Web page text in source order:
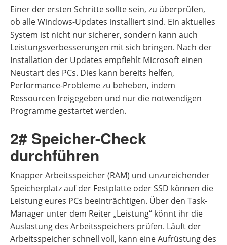
Einer der ersten Schritte sollte sein, zu überprüfen,
ob alle Windows-Updates installiert sind. Ein aktuelles
System ist nicht nur sicherer, sondern kann auch
Leistungsverbesserungen mit sich bringen. Nach der
Installation der Updates empfiehlt Microsoft einen
Neustart des PCs. Dies kann bereits helfen,
Performance-Probleme zu beheben, indem
Ressourcen freigegeben und nur die notwendigen
Programme gestartet werden.
2# Speicher-Check
durchführen
Knapper Arbeitsspeicher (RAM) und unzureichender
Speicherplatz auf der Festplatte oder SSD können die
Leistung eures PCs beeinträchtigen. Über den Task-
Manager unter dem Reiter „Leistung“ könnt ihr die
Auslastung des Arbeitsspeichers prüfen. Läuft der
Arbeitsspeicher schnell voll, kann eine Aufrüstung des